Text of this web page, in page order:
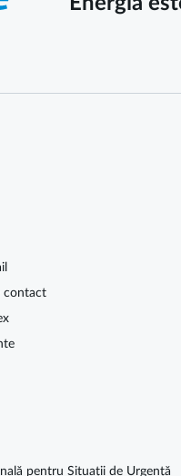
contact
pentru Situații de Urgență